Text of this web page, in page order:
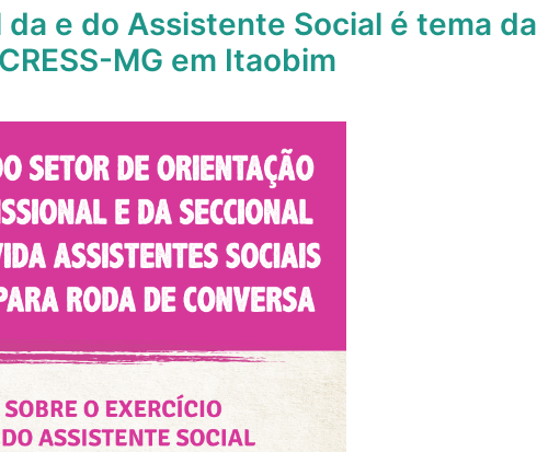
e do Assistente Social é tema da
MG em Itaobim